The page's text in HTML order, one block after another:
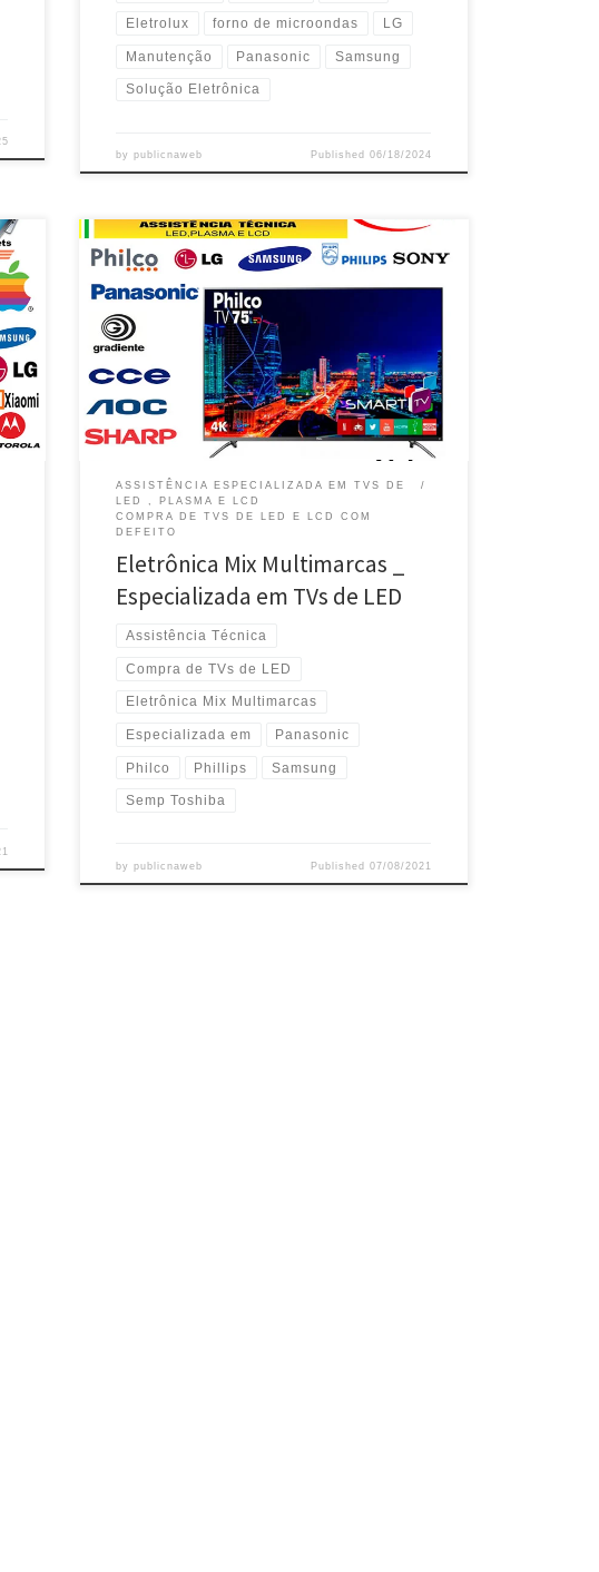
Eletrolux forno de microondas LG
Manutenção Panasonic Samsung
Solução Eletrônica
bypublicnaweb Published 06/18/2024
Eletrônica Mix Multimarcas , Especializada em TVs de
LED – Taguatinga / DF TV Phillips , Especializada em
TVs de LED, Plasma e LCD – Taguatinga / DF TV Philco ,
Especializada em TVs de LED, Plasma e LCD –
Taguatinga / DF TV LG , Especializada em TVs de […]
ASSISTÊNCIA ESPECIALIZADA EM TVS DE
LED , PLASMA E LCD
COMPRA DE TVS DE LED E LCD COM
DEFEITO
Eletrônica Mix Multimarcas _
Especializada em TVs de LED
Assistência Técnica
Compra de TVs de LED
Eletrônica Mix Multimarcas
Especializada em Panasonic
Philco Phillips Samsung
Semp Toshiba
bypublicnaweb Published 07/08/2021